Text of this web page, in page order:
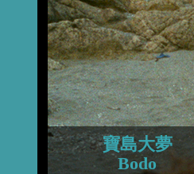
2014
2013
寶島大夢
Bodo